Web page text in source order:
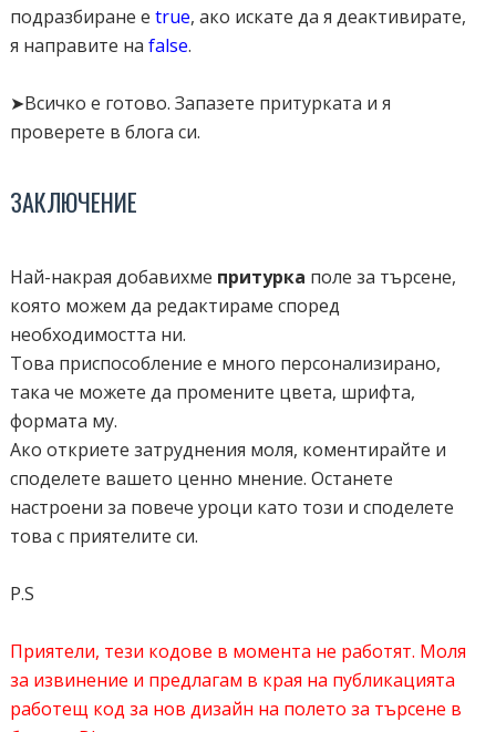
//----------------------------Defaults
var input = document.getElementById("search_box");
var ListCount =
count -->
var ImageSize =150; <!-- Size of the thumbnail -->
var summary =true; <!-- Whether to show description or not --
>
</script>
подразбиране е true, ако искате да я деактивирате,
я направите на false.
➤Всичко е готово. Запазете притурката и я
проверете в блога си.
ЗАКЛЮЧЕНИЕ
Най-накрая добавихме притурка поле за търсене,
която можем да редактираме според
необходимостта ни.
Това приспособление е много персонализирано,
така че можете да промените цвета, шрифта,
формата му.
Ако откриете затруднения моля, коментирайте и
споделете вашето ценно мнение. Останете
настроени за повече уроци като този и споделете
това с приятелите си.
P.S
Приятели, тези кодове в момента не работят. Моля
за извинение и предлагам в края на публикацията
работещ код за нов дизайн на полето за търсене в